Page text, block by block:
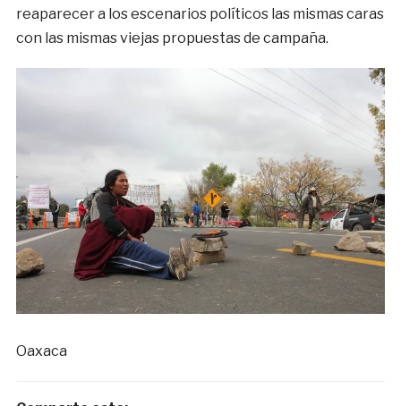
reaparecer a los escenarios políticos las mismas caras
con las mismas viejas propuestas de campaña.
Oaxaca